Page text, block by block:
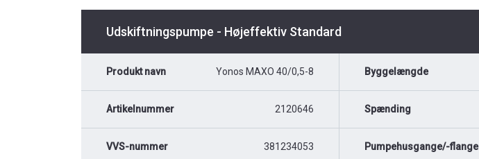
Udskiftningspumpe - Højeffektiv Standard
Produkt navn Yonos MAXO 40/0,5-8
Artikelnummer 2120646
VVS-nummer 381234053
Byggelængde
Spænding
Pumpehusgange/-flange